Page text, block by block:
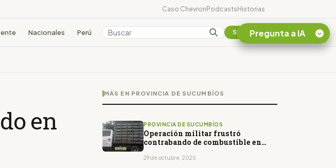
Caso ChevronPodcastsHistorias
Nacionales Perú Colombia Suscribirse
en
MÁS EN PROVINCIA DE SUCUMBÍOS
PROVINCIA DE SUCUMBÍOS
Operación militar frustró
contrabando de combustible en
29 de octubre, 2025
Pregunta a IA
¿En que consiste la